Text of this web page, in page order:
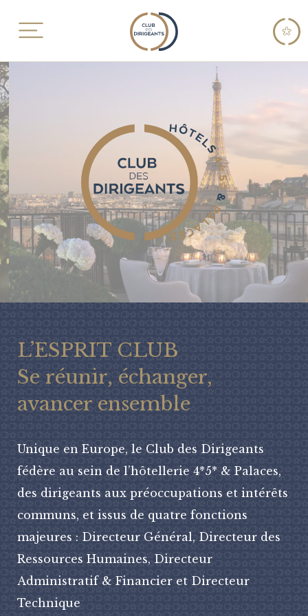
L’ESPRIT CLUB
Se réunir, échanger,
avancer ensemble
Unique en Europe, le Club des Dirigeants
fédère au sein de l’hôtellerie 4*5* & Palaces,
des dirigeants aux préoccupations et intérêts
communs, et issus de quatre fonctions
majeures : Directeur Général, Directeur des
Ressources Humaines, Directeur
Administratif & Financier et Directeur
Technique